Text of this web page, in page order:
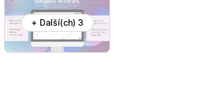
+ Další(ch) 3